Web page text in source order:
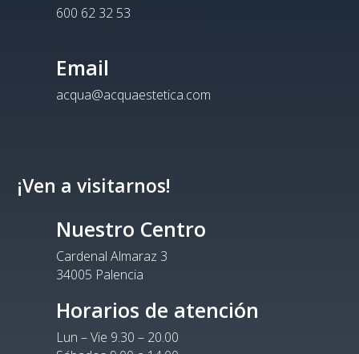
600 62 32 53
Email
acqua@acquaestetica.com
¡Ven a visitarnos!
Nuestro Centro
Cardenal Almaraz 3
34005 Palencia
Horarios de atención
Lun – Vie 9.30 – 20.00